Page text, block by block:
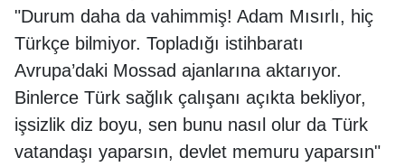
"Durum daha da vahimmiş! Adam Mısırlı, hiç
Türkçe bilmiyor. Topladığı istihbaratı
Avrupa’daki Mossad ajanlarına aktarıyor.
Binlerce Türk sağlık çalışanı açıkta bekliyor,
işsizlik diz boyu, sen bunu nasıl olur da Türk
vatandaşı yaparsın, devlet memuru yaparsın"